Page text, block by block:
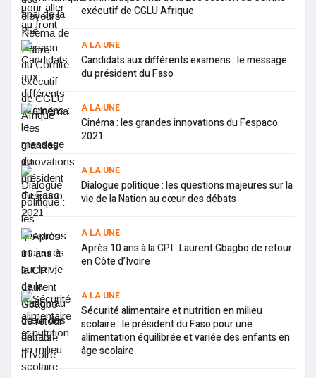
exécutif de CGLU Afrique
A LA UNE
Candidats aux différents examens : le message
du président du Faso
A LA UNE
Cinéma : les grandes innovations du Fespaco
2021
A LA UNE
Dialogue politique : les questions majeures sur la
vie de la Nation au cœur des débats
A LA UNE
Après 10 ans à la CPI : Laurent Gbagbo de retour
en Côte d’Ivoire
A LA UNE
Sécurité alimentaire et nutrition en milieu
scolaire : le président du Faso pour une
alimentation équilibrée et variée des enfants en
âge scolaire